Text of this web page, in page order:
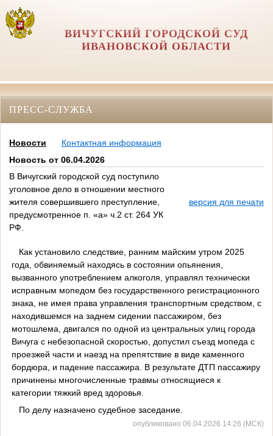
ВИЧУГСКИЙ ГОРОДСКОЙ СУД
ИВАНОВСКОЙ ОБЛАСТИ
ПРЕСС-СЛУЖБА
Новости
Контактная информация
Новость от 06.04.2026
В Вичугский городской суд поступило
уголовное дело в отношении местного
жителя совершившего преступление,
предусмотренное п. «а» ч.2 ст. 264 УК
РФ.
версия для печати
Как установило следствие, ранним майским утром 2025
года, обвиняемый находясь в состоянии опьянения,
вызванного употреблением алкоголя, управлял технически
исправным мопедом без государственного регистрационного
знака, не имея права управления транспортным средством, с
находившемся на заднем сидении пассажиром, без
мотошлема, двигался по одной из центральных улиц города
Вичуга с небезопасной скоростью, допустил съезд мопеда с
проезжей части и наезд на препятствие в виде каменного
бордюра, и падение пассажира. В результате ДТП пассажиру
причинены многочисленные травмы относящиеся к
категории тяжкий вред здоровья.
По делу назначено судебное заседание.
опубликовано 06.04.2026 14:26 (МСК)